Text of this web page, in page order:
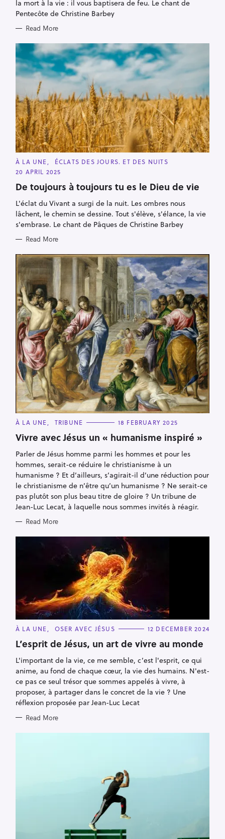
E
S
la mort à la vie : il vous baptisera de feu. Le chant de
Pentecôte de Christine Barbey
Read More
C
T
G
R
I
E
S
À LA UNE
ÉCLATS DES JOURS. ET DES NUITS
20 APRIL 2025
De toujours à toujours tu es le Dieu de vie
L'éclat du Vivant a surgi de la nuit. Les ombres nous
lâchent, le chemin se dessine. Tout s'élève, s'élance, la vie
s'embrase. Le chant de Pâques de Christine Barbey
Read More
C
T
E
O
R
I
E
S
À LA UNE TRIBUNE 18 FEBRUARY 2025
Vivre avec Jésus un « humanisme inspiré »
Parler de Jésus homme parmi les hommes et pour les
hommes, serait-ce réduire le christianisme à un
humanisme ? Et d’ailleurs, s’agirait-il d’une réduction pour
le christianisme de n’être qu’un humanisme ? Ne serait-ce
pas plutôt son plus beau titre de gloire ? Un tribune de
Jean-Luc Lecat, à laquelle nous sommes invités à réagir.
Read More
C
T
E
O
I
E
S
À LA UNE OSER AVEC JÉSUS 12 DECEMBER 2024
L’esprit de Jésus, un art de vivre au monde
L'important de la vie, ce me semble, c’est l'esprit, ce qui
anime, au fond de chaque cœur, la vie des humains. N'est-
ce pas ce seul trésor que sommes appelés à vivre, à
proposer, à partager dans le concret de la vie ? Une
réflexion proposée par Jean-Luc Lecat
Read More